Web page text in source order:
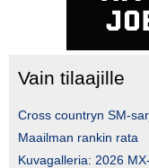
Vain tilaajille
Cross countryn SM-
Maailman rankin rata
Kuvagalleria: 2026